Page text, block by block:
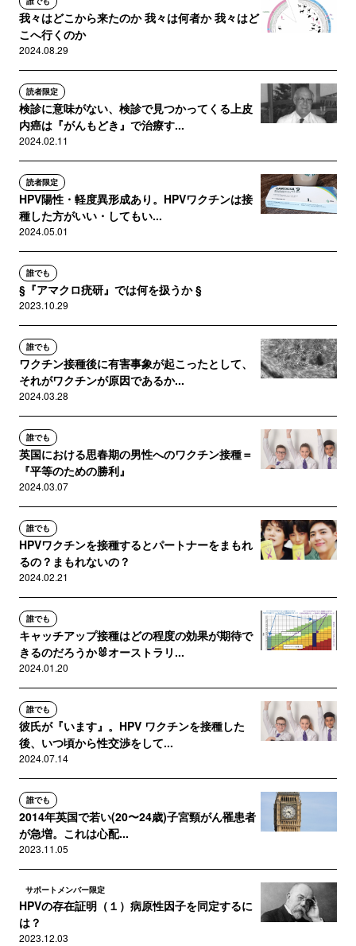
我々はどこから来たのか 我々は何者か 我々はど
こへ行くのか
2024.08.29
読者限定
検診に意味がない、検診で見つかってくる上皮
内癌は『がんもどき』で治療す...
2024.02.11
読者限定
HPV陽性・軽度異形成あり。HPVワクチンは接
種した方がいい・してもい...
2024.05.01
誰でも
§『アマクロ疣研』では何を扱うか §
2023.10.29
誰でも
ワクチン接種後に有害事象が起こったとして、
それがワクチンが原因であるか...
2024.03.28
誰でも
英国における思春期の男性へのワクチン接種＝
『平等のための勝利』
2024.03.07
誰でも
HPVワクチンを接種するとパートナーをまもれ
るの？まもれないの？
2024.02.21
誰でも
キャッチアップ接種はどの程度の効果が期待で
きるのだろうか🐰オーストラリ...
2024.01.20
誰でも
彼氏が『います』。HPV ワクチンを接種した
後、いつ頃から性交渉をして...
2024.07.14
誰でも
2014年英国で若い(20〜24歳)子宮頸がん罹患者
が急増。これは心配...
2023.11.05
サポートメンバー限定
HPVの存在証明（１）病原性因子を同定するに
は？
2023.12.03